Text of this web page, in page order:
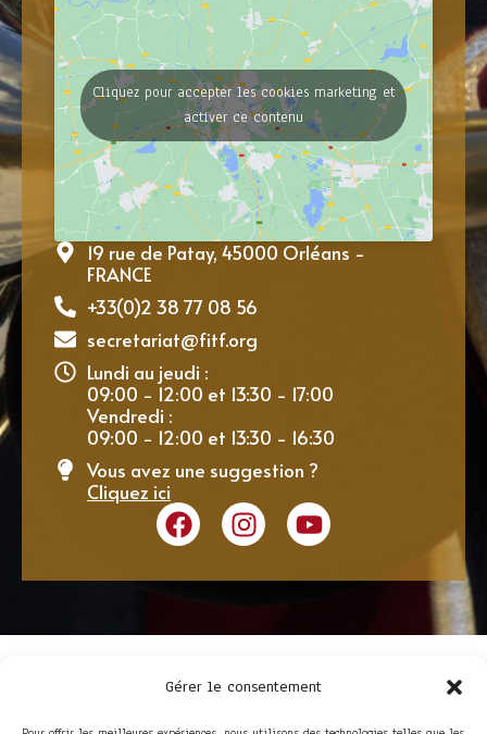
Gérer le consentement
Cliquez pour accepter les cookies marketing et
activer ce contenu
19 rue de Patay, 45000 Orléans -
FRANCE
+33(0)2 38 77 08 56
secretariat@fitf.org
Lundi au jeudi :
09:00 - 12:00 et 13:30 - 17:00
Vendredi :
09:00 - 12:00 et 13:30 - 16:30
Vous avez une suggestion ?
Cliquez ici